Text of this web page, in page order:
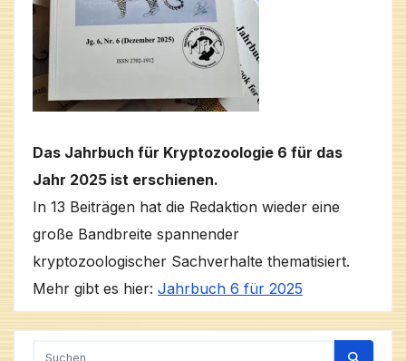
Das Jahrbuch für Kryptozoologie 6 für das
Jahr 2025 ist erschienen.
In 13 Beiträgen hat die Redaktion wieder eine
große Bandbreite spannender
kryptozoologischer Sachverhalte thematisiert.
Mehr gibt es hier: Jahrbuch 6 für 2025